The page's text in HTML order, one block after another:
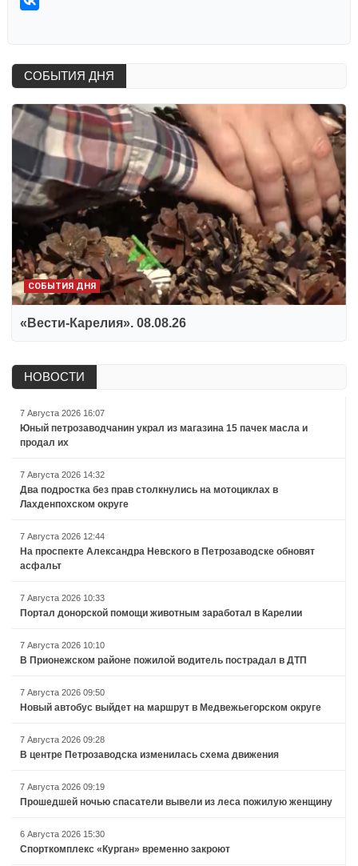
СОБЫТИЯ ДНЯ
СОБЫТИЯ ДНЯ
«Вести-Карелия». 08.08.26
НОВОСТИ
7 Августа 2026 16:07
Юный петрозаводчанин украл из магазина 15 пачек масла и
продал их
7 Августа 2026 14:32
Два подростка без прав столкнулись на мотоциклах в
Лахденпохском округе
7 Августа 2026 12:44
На проспекте Александра Невского в Петрозаводске обновят
асфальт
7 Августа 2026 10:33
Портал донорской помощи животным заработал в Карелии
7 Августа 2026 10:10
В Прионежском районе пожилой водитель пострадал в ДТП
7 Августа 2026 09:50
Новый автобус выйдет на маршрут в Медвежьегорском округе
7 Августа 2026 09:28
В центре Петрозаводска изменилась схема движения
7 Августа 2026 09:19
Прошедшей ночью спасатели вывели из леса пожилую женщину
6 Августа 2026 15:30
Спорткомплекс «Курган» временно закроют